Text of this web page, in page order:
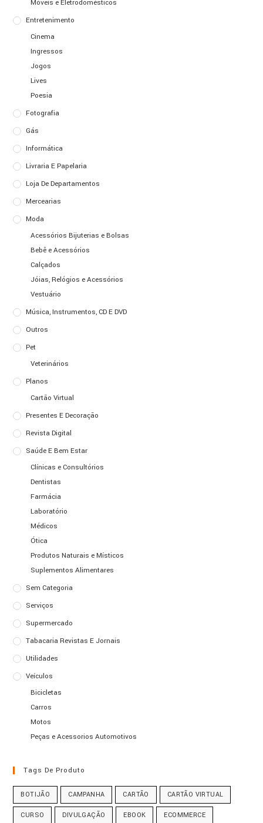
Móveis e Eletrodomésticos
Entretenimento
Cinema
Ingressos
Jogos
Lives
Poesia
Fotografia
Gás
Informática
Livraria E Papelaria
Loja De Departamentos
Mercearias
Moda
Acessórios Bijuterias e Bolsas
Bebê e Acessórios
Calçados
Jóias, Relógios e Acessórios
Vestuário
Música, Instrumentos, CD E DVD
Outros
Pet
Veterinários
Planos
Cartão Virtual
Presentes E Decoração
Revista Digital
Saúde E Bem Estar
Clínicas e Consultórios
Dentistas
Farmácia
Laboratório
Médicos
Ótica
Produtos Naturais e Místicos
Suplementos Alimentares
Sem Categoria
Serviços
Supermercado
Tabacaria Revistas E Jornais
Utilidades
Veículos
Bicicletas
Carros
Motos
Peças e Acessorios Automotivos
Tags De Produto
BOTIJÃO CAMPANHA CARTÃO CARTÃO VIRTUAL
CURSO DIVULGAÇÃO EBOOK ECOMMERCE